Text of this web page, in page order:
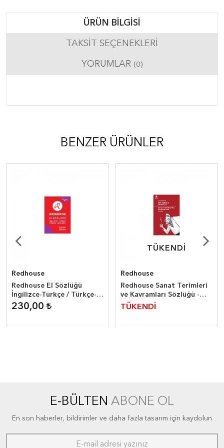
ÜRÜN BILGISI
TAKSIT SEÇENEKLERI
YORUMLAR (0)
BENZER ÜRÜNLER
Redhouse
Redhouse El Sözlüğü
İngilizce-Türkçe / Türkçe-
İngilizce
230,00
TÜKENDİ
TÜKENDİ
Redhouse
Redhouse Sanat Terimleri
ve Kavramları Sözlüğü -
Dictionary of Art Terms
TÜKENDİ
E-BÜLTEN ABONE OL
En son haberler, bildirimler ve daha fazla tasarım için kaydolun